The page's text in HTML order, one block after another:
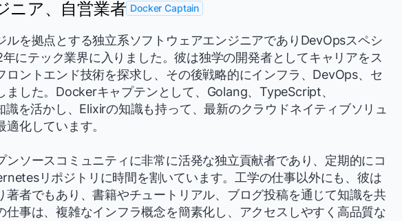
ニア、自営業者 Docker Captain
ルを拠点とする独立系ソフトウェアエンジニアでありDevOpsスペシ
にテック業界に入りました。彼は独学の開発者としてキャリアをス
ロントエンド技術を探求し、その後戦略的にインフラ、DevOps、セ
ました。Dockerキャプテンとして、Golang、TypeScript、
を活かし、Elixirの知識も持って、最新のクラウドネイティブソリュ
化しています。
ンソースコミュニティに非常に活発な独立貢献者であり、定期的にコ
リポジトリに時間を割いています。工学の仕事以外にも、彼は
著者でもあり、書籍やチュートリアル、ブログ投稿を通じて知識を共
仕事は、複雑なインフラ概念を簡素化し、アクセスしやすく高品質な